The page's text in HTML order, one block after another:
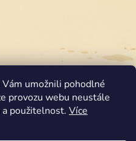
Vám umožnili pohodlné
provozu webu neustále
použitelnost. Více